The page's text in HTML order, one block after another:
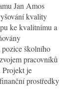
Jan Amos
kvality
ke kvalitnímu a
školního
pracovníků
Projekt je
prostředky